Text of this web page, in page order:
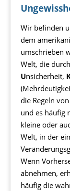
Wir befinden
dem
umschrieben
Welt, die durch
Unsicherheit,
die Regeln
und es häufig
kleine oder
Welt, in der
Wenn
abnehmen,
häufig die